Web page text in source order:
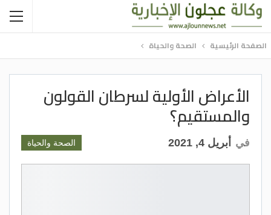
الصفحة الرئيسية الصحة والحياة
الأعراض الأولية لسرطان القولون
والمستقيم؟
الصحة والحياة في أبريل 4, 2021